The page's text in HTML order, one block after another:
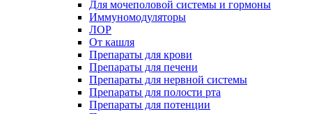
Для мочеполовой системы и гормоны
Иммуномодуляторы
ЛОР
От кашля
Препараты для крови
Препараты для печени
Препараты для нервной системы
Препараты для полости рта
Препараты для потенции